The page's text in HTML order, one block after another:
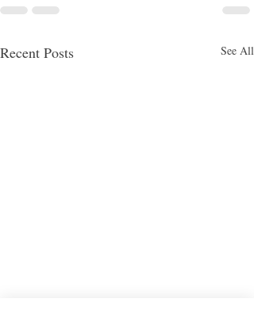
Recent Posts See All